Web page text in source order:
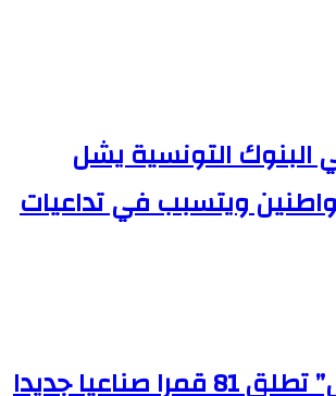
البنوك التونسية يشل
ويتسبب في تداعيات
صناعيا جديدا